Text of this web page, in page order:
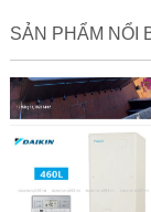
SẢN PHẨM NỔI